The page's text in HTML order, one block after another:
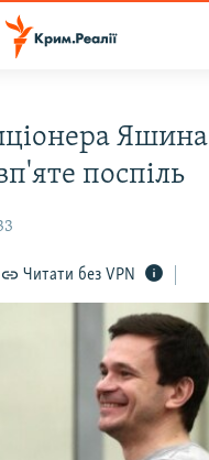
Яшина
поспіль
Читати без VPN